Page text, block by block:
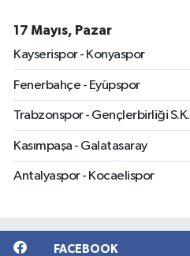
17 Mayıs, Pazar
Kayserispor - Konyaspor
Fenerbahçe - Eyüpspor
Trabzonspor - Gençlerbirliği S.K.
Kasımpaşa - Galatasaray
Antalyaspor - Kocaelispor
FACEBOOK